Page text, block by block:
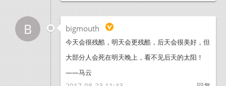
B bigmouth
今天会很残酷，明天会更残酷，后天会很美好，但
大部分人会死在明天晚上，看不见后天的太阳！
——马云